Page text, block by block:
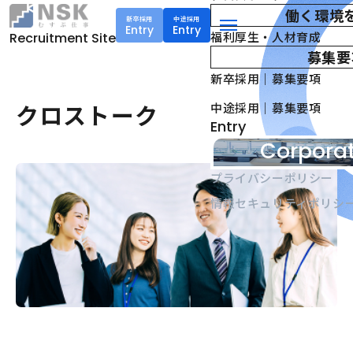
NSK株式会社
Recruitment Site
新卒採用
Entry
中途採用
Entry
menu
働く環境
福利厚生・人材育成
募集
新卒採用｜募集要項
中途採用｜募集要項
Entry
プライバシーポリシー
情報セキュリティポリシ
クロストーク